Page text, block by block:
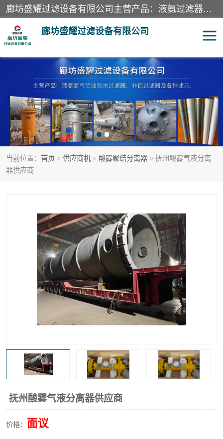
廊坊盛耀过滤设备有限公司主营产品：液氨过滤器、沼气过滤器、氨气分离器、二氧化碳过滤器、过滤器、液氨氨气过滤器、天然气过滤器、管道过滤器、*过滤器、液氨除油除水过滤器、氨气除油除水过滤器、焦炉煤气除焦油过滤器等。
廊坊盛耀过滤设备有限公司
当前位置： 首页 > 供应商机 > 酸雾聚结分离器 > 抚州酸雾气液分离
器供应商
抚州酸雾气液分离器供应商
价格： 面议
二氧化碳过滤器 过滤器
液氨氨气过滤器 沼气过滤器
天然气过滤器 管道过滤器
甲醇过滤器 液氨除油除水过滤器
高炉煤气过滤器 替代进口过滤器
化工盐酸气聚结器 耐腐蚀除雾器滤芯